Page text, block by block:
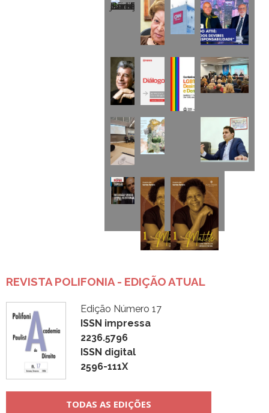
REVISTA POLIFONIA - EDIÇÃO ATUAL
Edição Número 17
ISSN impressa
2236.5796
ISSN digital
2596-111X
TODAS AS EDIÇÕES